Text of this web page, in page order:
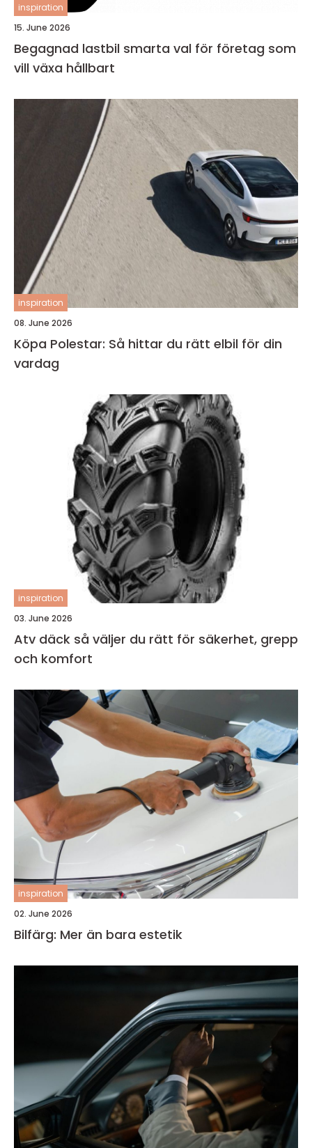
inspiration
15. June 2026
Begagnad lastbil smarta val för företag som
vill växa hållbart
inspiration
08. June 2026
Köpa Polestar: Så hittar du rätt elbil för din
vardag
inspiration
03. June 2026
Atv däck så väljer du rätt för säkerhet, grepp
och komfort
inspiration
02. June 2026
Bilfärg: Mer än bara estetik